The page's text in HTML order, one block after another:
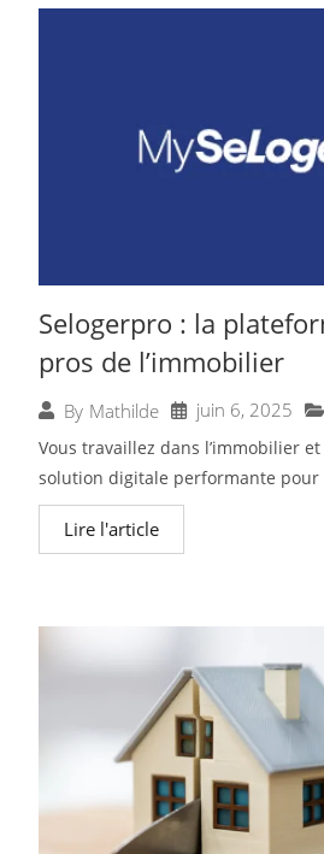
Selogerpro : la
pros de l’immobilier
By Mathilde juin 6, 2025
Vous travaillez dans l’immobilier
solution digitale performante pour
Lire l'article